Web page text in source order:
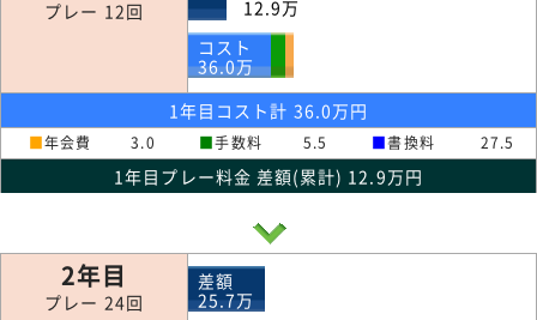
プレー 12回
12.9万
コスト
36.0万
1年目コスト計 36.0万円
■年会費 3.0 ■手数料 5.5 ■書換料 27.5
1年目プレー料金 差額(累計) 12.9万円
2年目
プレー 24回
差額
25.7万